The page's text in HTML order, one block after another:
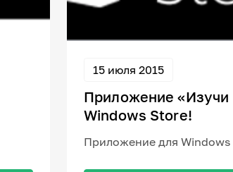
15 июля 2015
Приложение «Изучи
Windows Store!
Приложение для Windows